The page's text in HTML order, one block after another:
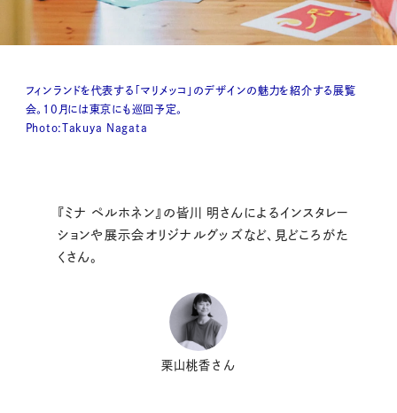
フィンランドを代表する「マリメッコ」のデザインの魅力を紹介する展覧
会。10月には東京にも巡回予定。
Photo:Takuya Nagata
『ミナ ペルホネン』の皆川 明さんによるインスタレー
ションや展示会オリジナルグッズなど、見どころがた
くさん。
栗山桃香さん